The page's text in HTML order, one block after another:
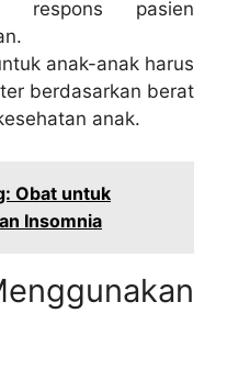
respons pasien
anak-anak harus
berdasarkan berat
anak.
Obat untuk
Insomnia